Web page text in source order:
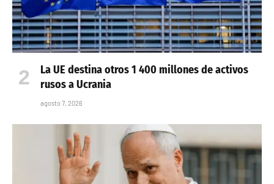
La UE destina otros 1 400 millones de activos
rusos a Ucrania
agosto 7, 2026